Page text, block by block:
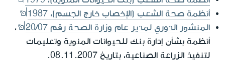
أنظمة صحة الشعب (الإخصاب خارج الجسم)، 1987
المنشور الدوري لمدير عام وزارة الصحة رقم 20/07
،
أنظمة بشأن إدارة بنك للحيوانات المنوية وتعليمات
لتنفيذ الزراعة الصناعية، بتاريخ 08.11.2007.